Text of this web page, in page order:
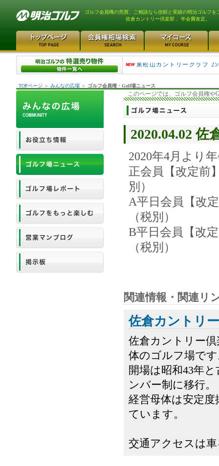
ゴルフ会員権の売買、ご相談なら信頼と実績の明治ゴルフを
佐倉カントリー倶楽部 、年会費改定。
平塚富士見カントリーク
東松山カントリークラブ
TOPページ ＞ みんなの広場 ＞ ゴルフ会員権・Golf場ニュース
このページでは、ゴルフ会員権や
2020.04.02
2020年4月より
正会員【改定前
別）
A平日会員【改
（税別）
B平日会員【改
（税別）
関連情報・関連リ
佐倉カントリ
佐倉カントリー
体のゴルフ場で
開場は昭和43年
ンバー制に移行。
経営母体は安定
ています。
交通アクセスは